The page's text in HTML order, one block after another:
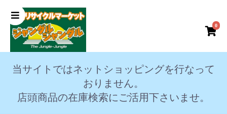
0
当サイトではネットショッピングを行なって
おりません。
店頭商品の在庫検索にご活用下さいませ。